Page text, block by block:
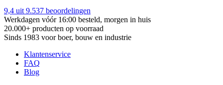
9,4 uit 9.537 beoordelingen
Werkdagen vóór 16:00 besteld, morgen in huis
20.000+ producten op voorraad
Sinds 1983 voor boer, bouw en industrie
Klantenservice
FAQ
Blog